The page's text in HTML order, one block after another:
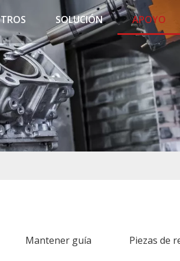
SOLUCIÓN APOYO
Mantener guía Piezas de